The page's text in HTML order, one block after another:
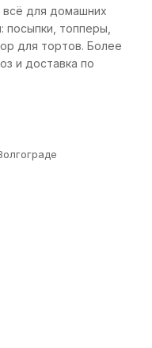
всё для домашних
посыпки, топперы,
для тортов. Более
и доставка по